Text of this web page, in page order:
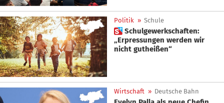
Politik » Schule
 Schulgewerkschaften:
„Erpressungen werden wir
nicht gutheißen“
Wirtschaft » Deutsche Bahn